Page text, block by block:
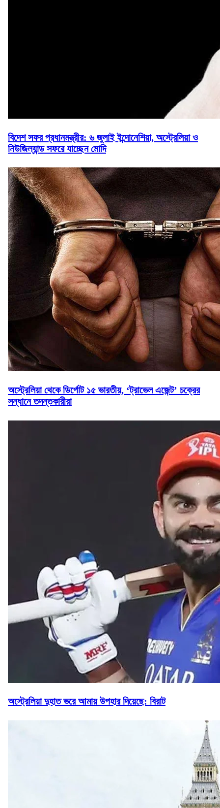
বিদেশ সফর প্রধানমন্ত্রীর: ৬ জুলাই ইন্দোনেশিয়া, অস্ট্রেলিয়া ও
নিউজিল্যান্ড সফরে যাচ্ছেন মোদি
অস্ট্রেলিয়া থেকে ডির্পোট ১৫ ভারতীয়, ‘ট্রাভেল এজেন্ট’ চক্রের
সন্ধানে তদন্তকারীরা
অস্ট্রেলিয়া দুহাত ভরে আমায় উপহার দিয়েছে: বিরাট